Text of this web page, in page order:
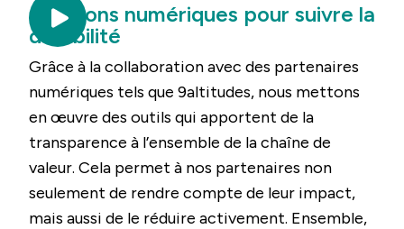
Solutions numériques pour suivre la
durabilité
Grâce à la collaboration avec des partenaires
numériques tels que 9altitudes, nous mettons
en œuvre des outils qui apportent de la
transparence à l’ensemble de la chaîne de
valeur. Cela permet à nos partenaires non
seulement de rendre compte de leur impact,
mais aussi de le réduire activement. Ensemble,